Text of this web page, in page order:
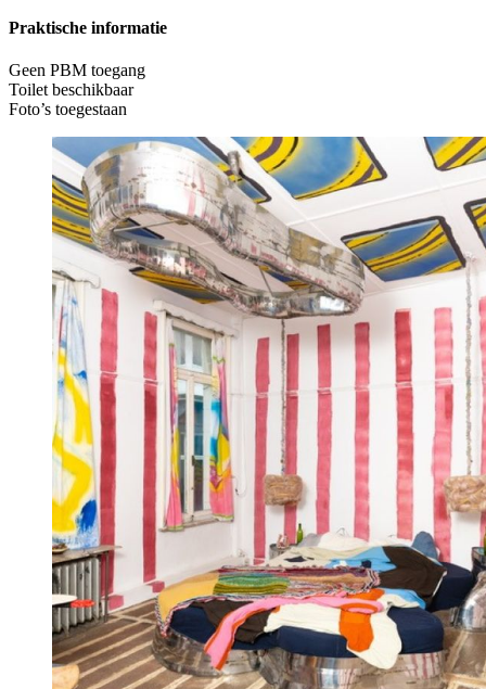
Praktische informatie
Geen PBM toegang
Toilet beschikbaar
Foto’s toegestaan